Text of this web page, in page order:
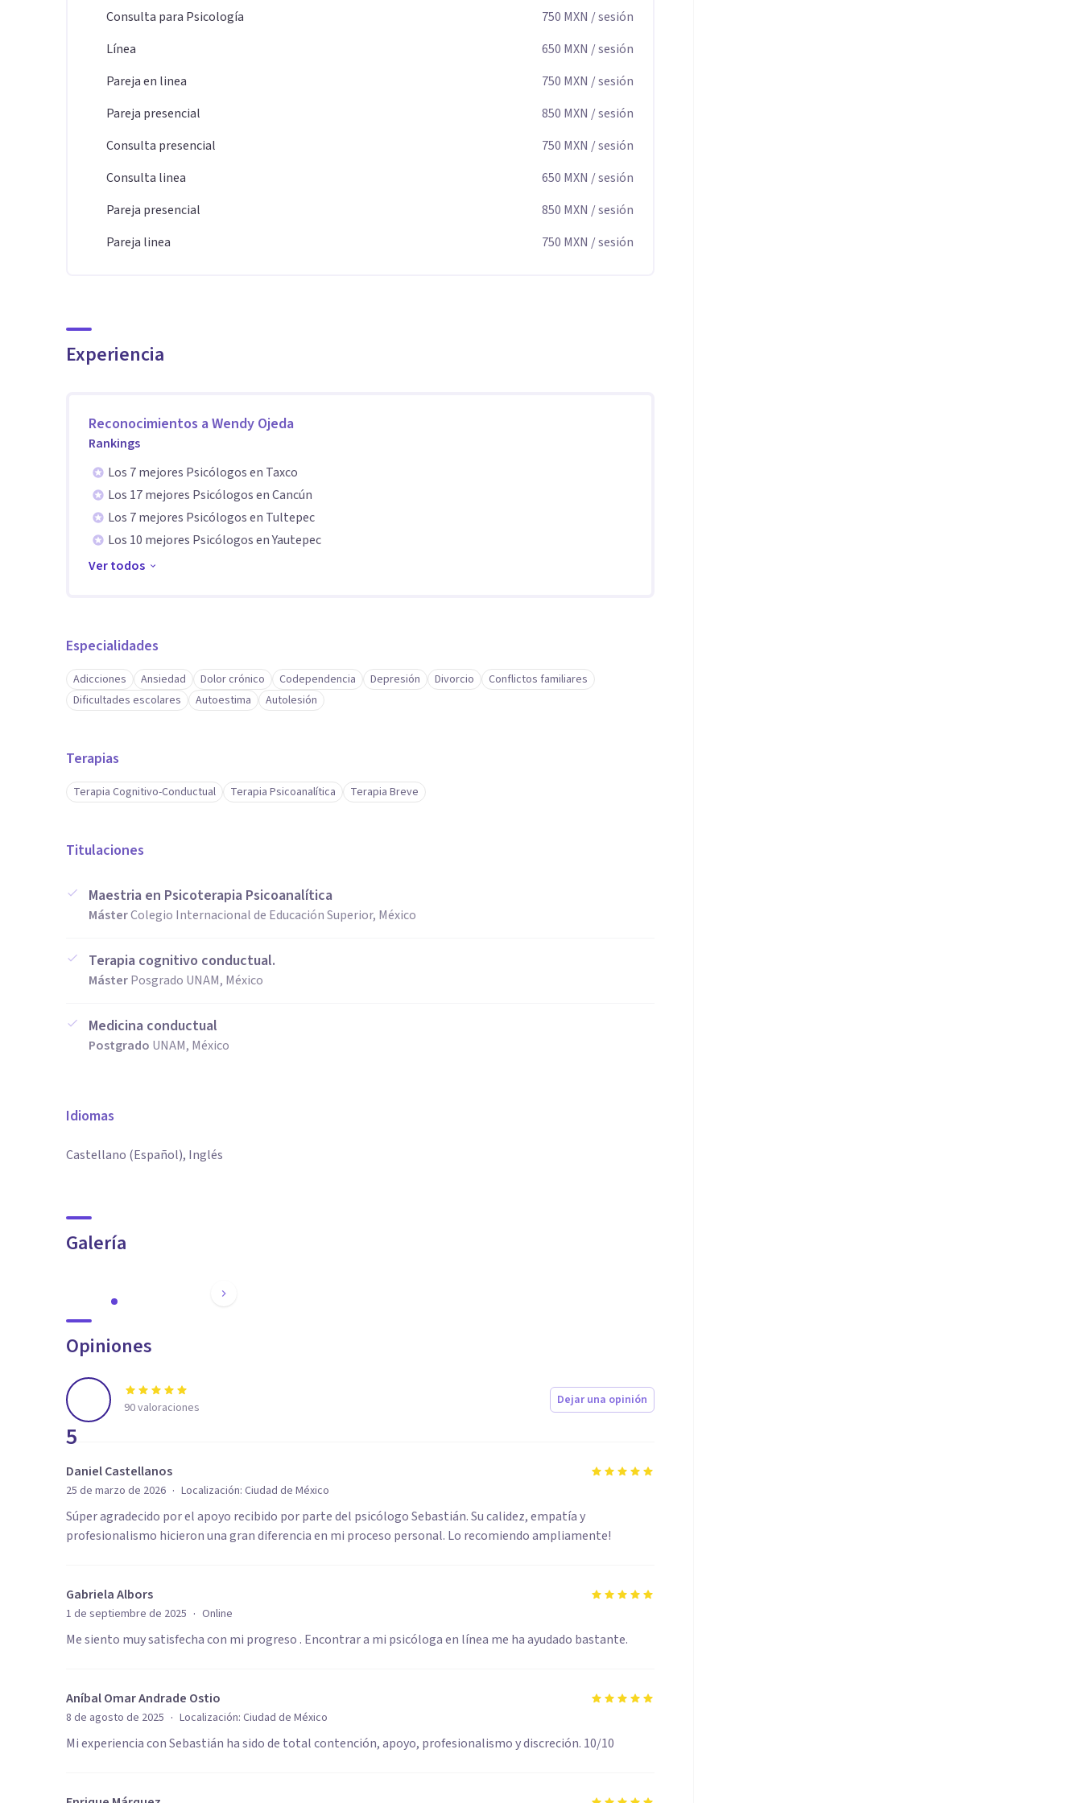
Consulta para Psicología
750 MXN / sesión
Línea
650 MXN / sesión
Pareja en linea
750 MXN / sesión
Pareja presencial
850 MXN / sesión
Consulta presencial
750 MXN / sesión
Consulta linea
650 MXN / sesión
Pareja presencial
850 MXN / sesión
Pareja linea
750 MXN / sesión
Experiencia
Reconocimientos a Wendy Ojeda
Rankings
Los 7 mejores Psicólogos en Taxco
Los 17 mejores Psicólogos en Cancún
Los 7 mejores Psicólogos en Tultepec
Los 10 mejores Psicólogos en Yautepec
Ver todos
Especialidades
Adicciones Ansiedad Dolor crónico Codependencia Depresión Divorcio
Conflictos familiares
Dificultades escolares
Autoestima Autolesión
Terapias
Terapia Cognitivo-Conductual Terapia Psicoanalítica Terapia Breve
Titulaciones
Maestria en Psicoterapia Psicoanalítica
MásterColegio Internacional de Educación Superior, México
Terapia cognitivo conductual.
MásterPosgrado UNAM, México
Medicina conductual
Postgrado UNAM, México
Idiomas
Castellano (Español), Inglés
Galería
Opiniones
5
90valoraciones Dejar una opinión
Daniel Castellanos
25 de marzo de 2026 · Localización: Ciudad de México
Súper agradecido por el apoyo recibido por parte del psicólogo Sebastián. Su calidez, empatía y
profesionalismo hicieron una gran diferencia en mi proceso personal. Lo recomiendo ampliamente!
Gabriela Albors
1 de septiembre de 2025 · Online
Me siento muy satisfecha con mi progreso . Encontrar a mi psicóloga en línea me ha ayudado bastante.
Aníbal Omar Andrade Ostio
8 de agosto de 2025 · Localización: Ciudad de México
Mi experiencia con Sebastián ha sido de total contención, apoyo, profesionalismo y discreción. 10/10